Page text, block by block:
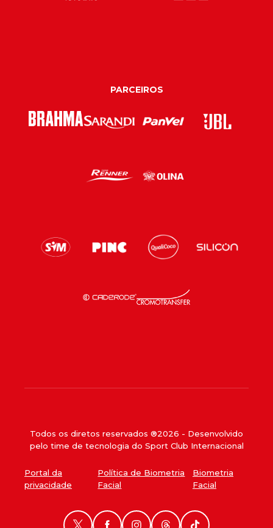
PARCEIROS
Todos os diretos reservados ®2026 - Desenvolvido
pelo time de tecnologia do Sport Club Internacional
Portal da
privacidade
Política de Biometria
Facial
Biometria
Facial